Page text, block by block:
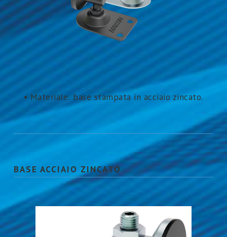
• Materiale: base stampata in acciaio zincato.
BASE ACCIAIO ZINCATO